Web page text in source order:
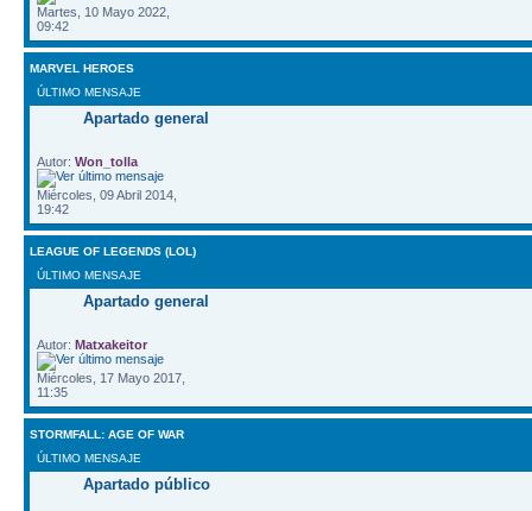
Martes, 10 Mayo 2022,
09:42
MARVEL HEROES
ÚLTIMO MENSAJE
Apartado general
Autor: Won_tolla
Miércoles, 09 Abril 2014,
19:42
LEAGUE OF LEGENDS (LOL)
ÚLTIMO MENSAJE
Apartado general
Autor: Matxakeitor
Miércoles, 17 Mayo 2017,
11:35
STORMFALL: AGE OF WAR
ÚLTIMO MENSAJE
Apartado público